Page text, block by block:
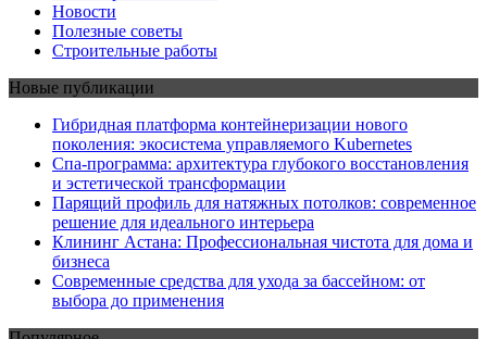
Новости
Полезные советы
Строительные работы
Новые публикации
Гибридная платформа контейнеризации нового
поколения: экосистема управляемого Kubernetes
Спа-программа: архитектура глубокого восстановления
и эстетической трансформации
Парящий профиль для натяжных потолков: современное
решение для идеального интерьера
Клининг Астана: Профессиональная чистота для дома и
бизнеса
Современные средства для ухода за бассейном: от
выбора до применения